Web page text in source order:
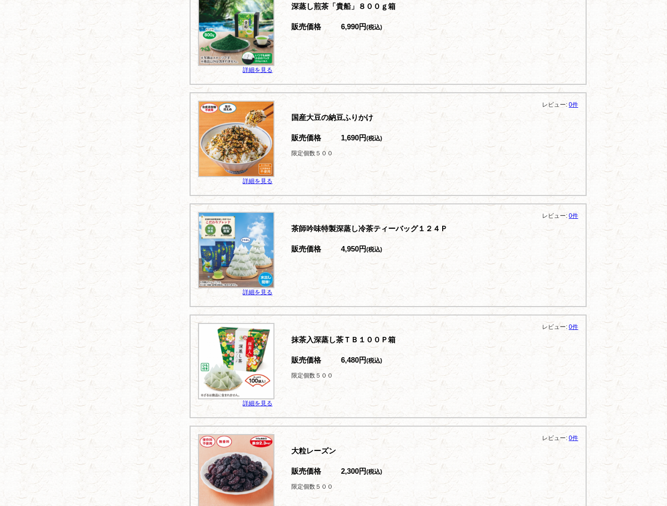
詳細を見る
深蒸し煎茶「貴船」８００ｇ箱
販売価格 6,990円(税込)
詳細を見る
レビュー: 0件
国産大豆の納豆ふりかけ
販売価格 1,690円(税込)
限定個数５００
詳細を見る
レビュー: 0件
茶師吟味特製深蒸し冷茶ティーバッグ１２４Ｐ
販売価格 4,950円(税込)
詳細を見る
レビュー: 0件
抹茶入深蒸し茶ＴＢ１００Ｐ箱
販売価格 6,480円(税込)
限定個数５００
レビュー: 0件
大粒レーズン
販売価格 2,300円(税込)
限定個数５００